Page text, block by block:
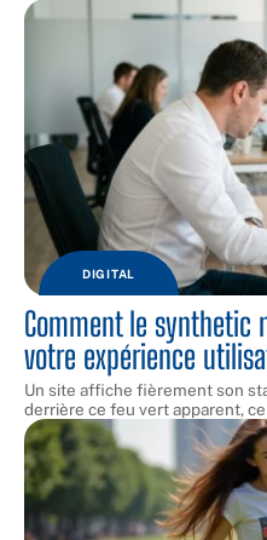
DIGITAL
Comment le synthetic
votre expérience
Un site affiche fièrement son
derrière ce feu vert apparent,